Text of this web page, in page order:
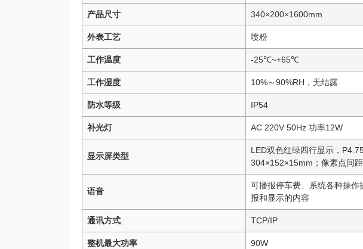
产品尺寸 340×200×1600mm
外表工艺 喷粉
工作温度 -25℃~+65℃
工作湿度 10%～90%RH，无结露
防水等级 IP54
补光灯 AC 220V 50Hz 功率12W
显示屏类型
LED双色红绿四行显示，
304×152×15mm；像素点间
语音
可播报停车费、系统各种操
报和显示的内容
通讯方式 TCP/IP
整机最大功率 90W